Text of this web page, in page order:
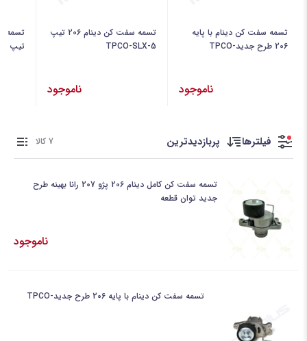
تسمه سفت کن دینام با پایه
206 طرح جدید-TPCO
ناموجود
تسمه سفت کن دینام 206 تیپ
5-TPCO-SLX
ناموجود
تیپ 5 -TEKSIN SLX-کونکس
فیلترها پربازدیدترین 7 کالا
تسمه سفت کن کامل دینام 206 پژو 207 رانا بهینه طرح
جدید توان قطعه
ناموجود
تسمه سفت کن دینام با پایه 206 طرح جدید-TPCO